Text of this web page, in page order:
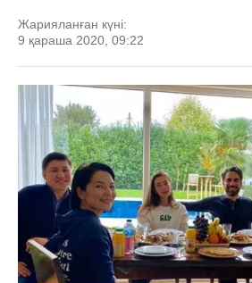
Жарияланған күні:
9 қараша 2020, 09:22